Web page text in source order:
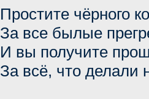
Простите чёрного
За все былые
И вы получите
За всё, что делали